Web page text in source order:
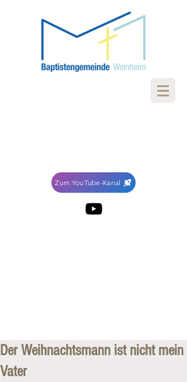
Zum YouTube-Kanal
Der Weihnachtsmann ist nicht mein
Vater